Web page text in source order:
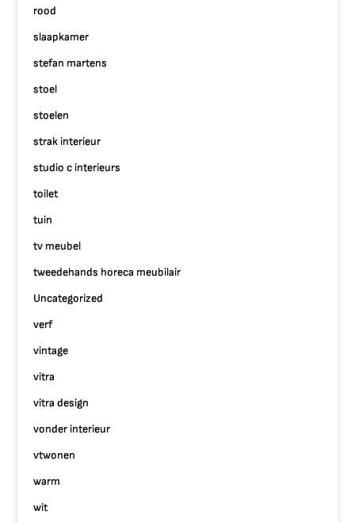
rood
slaapkamer
stefan martens
stoel
stoelen
strak interieur
studio c interieurs
toilet
tuin
tv meubel
tweedehands horeca meubilair
Uncategorized
verf
vintage
vitra
vitra design
vonder interieur
vtwonen
warm
wit